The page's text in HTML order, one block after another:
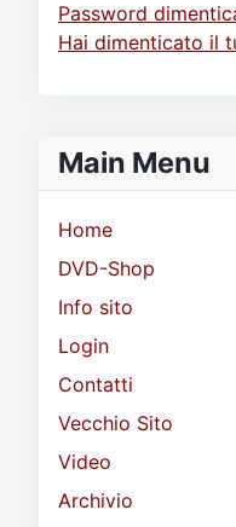
Password
Hai dimenticato il
Main Menu
Home
DVD-Shop
Info sito
Login
Contatti
Vecchio Sito
Video
Archivio